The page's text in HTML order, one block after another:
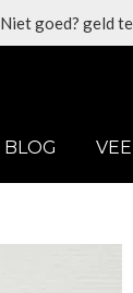
Niet goed? geld
BLOG